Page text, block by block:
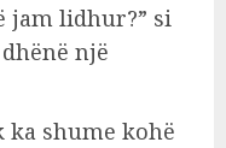
jam lidhur?” si
një
shume kohë